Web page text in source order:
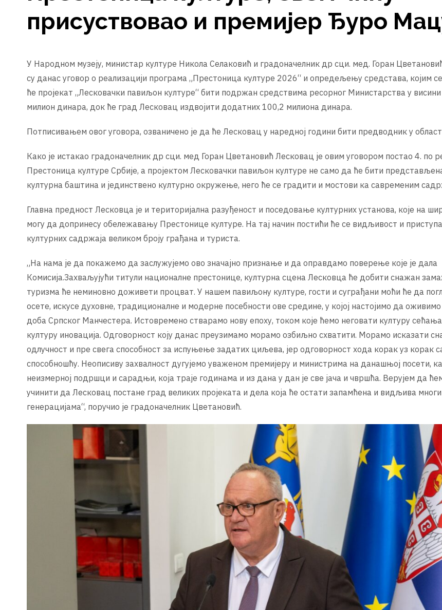
присуствовао и премијер Ђуро
У Народном музеју, министар културе Никола Селаковић и градоначелник др сци. мед. Горан
су данас уговор о реализацији програма „Престоница културе 2026“ и опредељењу средстава, којим
ће пројекат „Лесковачки павиљон културе“ бити подржан средствима ресорног Министарства у
милион динара, док ће град Лесковац издвојити додатних 100,2 милиона динара.
Потписивањем овог уговора, озваничено је да ће Лесковац у наредној години бити предводник у
Како је истакао градоначелник др сци. мед Горан Цветановић Лесковац је овим уговором постао 4. по
Престоница културе Србије, а пројектом Лесковачки павиљон културе не само да ће бити
културна баштина и јединствено културно окружење, него ће се градити и мостови ка савременим
Главна предност Лесковца је и територијална разуђеност и поседовање културних установа, које на
могу да допринесу обележавању Престонице културе. На тај начин постићи ће се видљивост и
културних садржаја великом броју грађана и туриста.
„На нама је да покажемо да заслужујемо ово значајно признање и да оправдамо поверење које је дала
Комисија.Захваљујући титули националне престонице, културна сцена Лесковца ће добити снажан
туризма ће неминовно доживети процват. У нашем павиљону културе, гости и суграђани моћи ће да
осете, искусе духовне, традиционалне и модерне посебности ове средине, у којој настојимо да
доба Српског Манчестера. Истовремено стварамо нову епоху, током које ћемо неговати културу
културу иновација. Одговорност коју данас преузимамо морамо озбиљно схватити. Морамо исказати
одлучност и пре свега способност за испуњење задатих циљева, јер одговорност хода корак уз корак
способношћу. Неописиву захвалност дугујемо уваженом премијеру и министрима на данашњој посети,
неизмерној подршци и сарадњи, која траје годинама и из дана у дан је све јача и чвршћа. Верујем да
учинити да Лесковац постане град великих пројеката и дела која ће остати запамћена и видљива
генерацијама“, поручио је градоначелник Цветановић.